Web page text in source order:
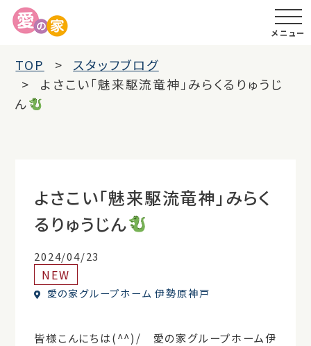
メニュー
TOP
スタッフブログ
よさこい「魅来駆流竜神」みらくるりゅうじ
ん
よさこい「魅来駆流竜神」みらく
るりゅうじん
2024/04/23
NEW
愛の家グループホーム 伊勢原神戸
皆様こんにちは(^^)/ 愛の家グループホーム伊